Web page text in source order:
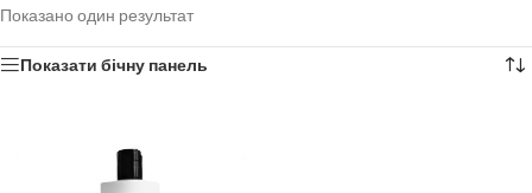
Показано один результат
Показати бічну панель